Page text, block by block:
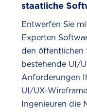
staatliche
Entwerfen Sie
Experten
den öffentlichen
bestehende UI/
Anforderungen
UI/UX-
Ingenieuren die